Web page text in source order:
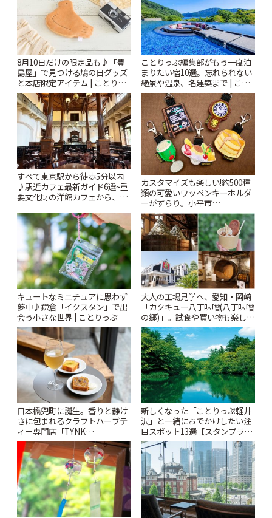
8月10日だけの限定品も♪「豊
島屋」で見つける鳩の日グッズ
と本店限定アイテム | ことりっ
ぷ
ことりっぷ編集部がもう一度泊
まりたい宿10選。忘れられない
絶景や温泉、名建築まで | こと
りっぷ
すべて東京駅から徒歩5分以内
♪駅近カフェ最新ガイド6選~重
要文化財の洋館カフェから、改
りっぷ
カスタマイズも楽しい!約500種
類の可愛いワッペンキーホルダ
ーがずらり。小平市
「Kimamaya T&K」 | ことりっ
ぷ
キュートなミニチュアに思わず
夢中♪鎌倉「イクスタン」で出
会う小さな世界 | ことりっぷ
大人の工場見学へ、愛知・岡崎
「カクキュー八丁味噌(八丁味噌
の郷)」。試食や買い物も楽しみ
♪ | ことりっぷ
日本橋兜町に誕生。香りと静け
さに包まれるクラフトハーブテ
ィー専門店「TYNK
Kabutocho」 | ことりっぷ
新しくなった「ことりっぷ軽井
沢」と一緒におでかけしたい注
目スポット13選【スタンプラリ
ー開催中】 | ことりっぷ